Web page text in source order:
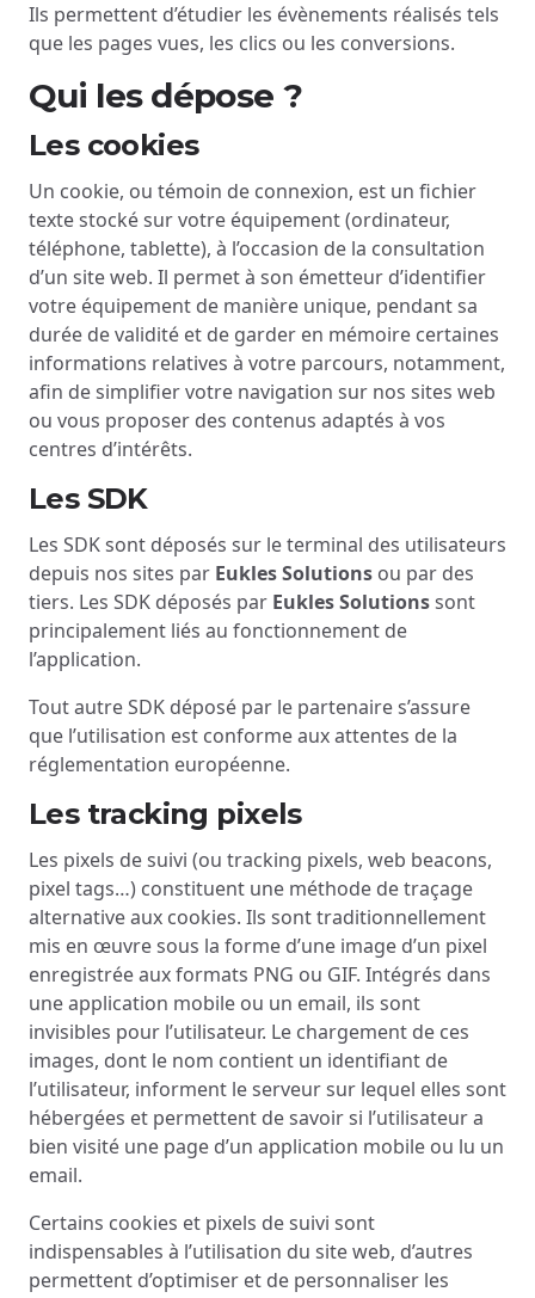
Ils permettent d’étudier les évènements réalisés tels
que les pages vues, les clics ou les conversions.
Qui les dépose ?
Les cookies
Un cookie, ou témoin de connexion, est un fichier
texte stocké sur votre équipement (ordinateur,
téléphone, tablette), à l’occasion de la consultation
d’un site web. Il permet à son émetteur d’identifier
votre équipement de manière unique, pendant sa
durée de validité et de garder en mémoire certaines
informations relatives à votre parcours, notamment,
afin de simplifier votre navigation sur nos sites web
ou vous proposer des contenus adaptés à vos
centres d’intérêts.
Les SDK
Les SDK sont déposés sur le terminal des utilisateurs
depuis nos sites par Eukles Solutions ou par des
tiers. Les SDK déposés par Eukles Solutionssont
principalement liés au fonctionnement de
l’application.
Tout autre SDK déposé par le partenaire s’assure
que l’utilisation est conforme aux attentes de la
réglementation européenne.
Les tracking pixels
Les pixels de suivi (ou tracking pixels, web beacons,
pixel tags…) constituent une méthode de traçage
alternative aux cookies. Ils sont traditionnellement
mis en œuvre sous la forme d’une image d’un pixel
enregistrée aux formats PNG ou GIF. Intégrés dans
une application mobile ou un email, ils sont
invisibles pour l’utilisateur. Le chargement de ces
images, dont le nom contient un identifiant de
l’utilisateur, informent le serveur sur lequel elles sont
hébergées et permettent de savoir si l’utilisateur a
bien visité une page d’un application mobile ou lu un
email.
Certains cookies et pixels de suivi sont
indispensables à l’utilisation du site web, d’autres
permettent d’optimiser et de personnaliser les